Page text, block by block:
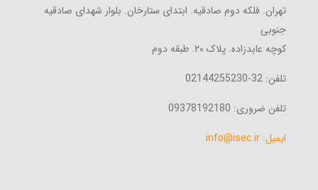
تهران. فلکه دوم صادقیه. ابتدای ستارخان. بلوار شهدای صادقیه
جنوبی
کوچه عابدزاده. پلاک ۲۰. طبقه دوم
تلفن: 32-02144255230
تلفن ضروری: 09378192180
ایمیل: info@isec.ir